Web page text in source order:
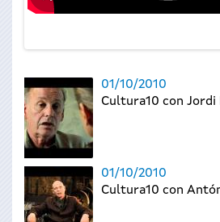
01/10/2010
Cultura10 con Jordi
01/10/2010
Cultura10 con